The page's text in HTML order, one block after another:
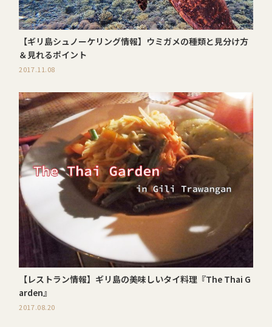
【ギリ島シュノーケリング情報】ウミガメの種類と見分け方
＆見れるポイント
2017.11.08
【レストラン情報】ギリ島の美味しいタイ料理『The Thai G
arden』
2017.08.20